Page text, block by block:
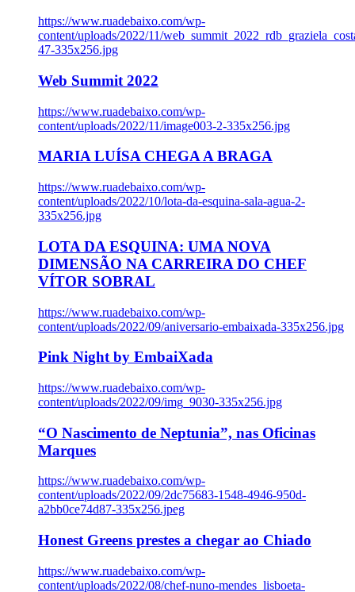
https://www.ruadebaixo.com/wp-
content/uploads/2022/11/
47-335x256.jpg
Web Summit 2022
https://www.ruadebaixo.com/wp-
content/uploads/2022/11/image003-2-335x256.jpg
MARIA LUÍSA CHEGA A BRAGA
https://www.ruadebaixo.com/wp-
content/uploads/2022/10/lota-da-esquina-sala-agua-2-
335x256.jpg
LOTA DA ESQUINA: UMA NOVA
DIMENSÃO NA CARREIRA DO CHEF
VÍTOR SOBRAL
https://www.ruadebaixo.com/wp-
content/uploads/2022/09/aniversario-embaixada-335x256.jpg
Pink Night by EmbaiXada
https://www.ruadebaixo.com/wp-
content/uploads/2022/09/img_9030-335x256.jpg
“O Nascimento de Neptunia”, nas Oficinas
Marques
https://www.ruadebaixo.com/wp-
content/uploads/2022/09/2dc75683-1548-4946-950d-
a2bb0ce74d87-335x256.jpeg
Honest Greens prestes a chegar ao Chiado
https://www.ruadebaixo.com/wp-
content/uploads/2022/08/chef-nuno-mendes_lisboeta-